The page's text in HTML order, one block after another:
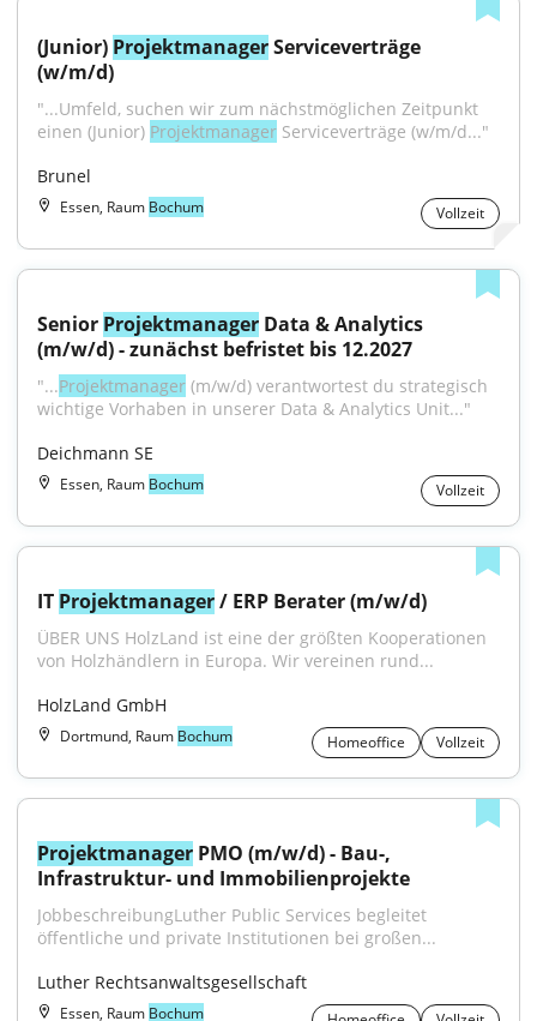
(Junior) Projektmanager Serviceverträge
(w/m/d)
"...Umfeld, suchen wir zum nächstmöglichen Zeitpunkt
einen (Junior) Projektmanager Serviceverträge (w/m/d..."
Brunel
Essen, Raum Bochum Vollzeit
Senior Projektmanager Data & Analytics
(m/w/d) - zunächst befristet bis 12.2027
"...Projektmanager (m/w/d) verantwortest du strategisch
wichtige Vorhaben in unserer Data & Analytics Unit..."
Deichmann SE
Essen, Raum Bochum Vollzeit
IT Projektmanager / ERP Berater (m/w/d)
ÜBER UNS HolzLand ist eine der größten Kooperationen
von Holzhändlern in Europa. Wir vereinen rund...
HolzLand GmbH
Dortmund, Raum Bochum Homeoffice Vollzeit
Projektmanager PMO (m/w/d) - Bau-,
Infrastruktur- und Immobilienprojekte
JobbeschreibungLuther Public Services begleitet
öffentliche und private Institutionen bei großen...
Luther Rechtsanwaltsgesellschaft
Essen, Raum Bochum